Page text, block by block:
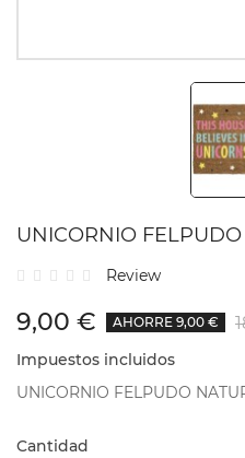
UNICORNIO
Review
9,00 € AHORRE 9,00 €
Impuestos incluidos
UNICORNIO FELPUDO
Cantidad